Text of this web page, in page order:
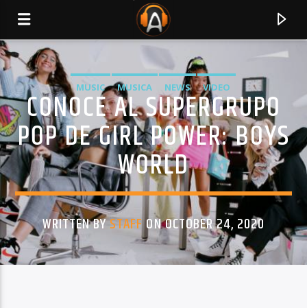
CURRENT TRACK
MUSIC MUSICA NEWS VIDEO
CONOCE AL SUPERGRUPO
POP DE GIRL POWER: BOYS
WORLD
WRITTEN BYSTAFFON OCTOBER 24, 2020